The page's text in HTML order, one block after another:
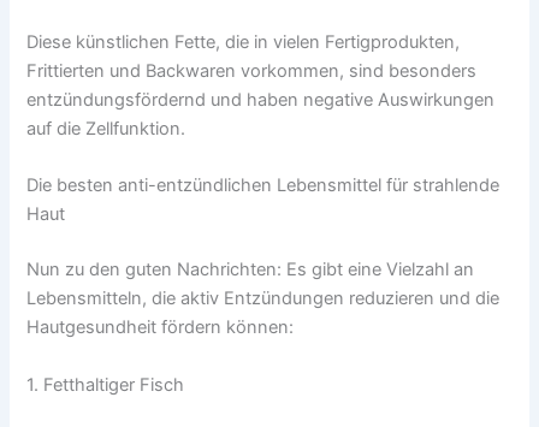
Diese künstlichen Fette, die in vielen Fertigprodukten,
Frittierten und Backwaren vorkommen, sind besonders
entzündungsfördernd und haben negative Auswirkungen
auf die Zellfunktion.
Die besten anti-entzündlichen Lebensmittel für strahlende
Haut
Nun zu den guten Nachrichten: Es gibt eine Vielzahl an
Lebensmitteln, die aktiv Entzündungen reduzieren und die
Hautgesundheit fördern können:
1. Fetthaltiger Fisch